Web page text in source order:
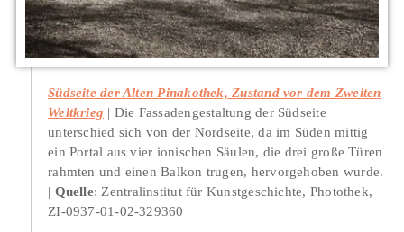
Südseite der Alten Pinakothek, Zustand vor dem Zweiten
Weltkrieg
Die Fassadengestaltung der Südseite
unterschied sich von der Nordseite, da im Süden mittig
ein Portal aus vier ionischen Säulen, die drei große Türen
rahmten und einen Balkon trugen, hervorgehoben wurde.
Quelle: Zentralinstitut für Kunstgeschichte, Photothek,
ZI-0937-01-02-329360